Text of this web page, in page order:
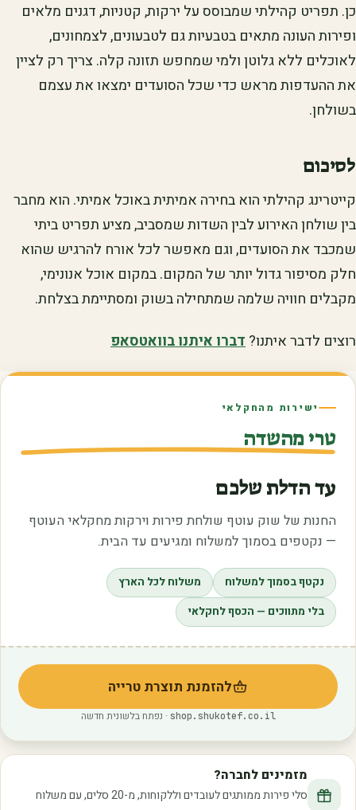
כן. תפריט קהילתי שמבוסס על ירקות, קטניות, דגנים מלאים
ופירות העונה מתאים בטבעיות גם לטבעונים, לצמחונים,
לאוכלים ללא גלוטן ולמי שמחפש תזונה קלה. צריך רק לציין
את ההעדפות מראש כדי שכל הסועדים ימצאו את עצמם
בשולחן.
לסיכום
קייטרינג קהילתי הוא בחירה אמיתית באוכל אמיתי. הוא מחבר
בין שולחן האירוע לבין השדות שמסביב, מציע תפריט ביתי
שמכבד את הסועדים, וגם מאפשר לכל אורח להרגיש שהוא
חלק מסיפור גדול יותר של המקום. במקום אוכל אנונימי,
מקבלים חוויה שלמה שמתחילה בשוק ומסתיימת בצלחת.
רוצים לדבר איתנו?דברו איתנו בוואטסאפ
ישירות מהחקלאי
טרי מהשדה
עד הדלת שלכם
החנות של שוק עוטף שולחת פירות וירקות מחקלאי העוטף
— נקטפים בסמוך למשלוח ומגיעים עד הבית.
נקטף בסמוך למשלוח
משלוח לכל הארץ
בלי מתווכים — הכסף לחקלאי
להזמנת תוצרת טרייה
(נפתח בלשונית חדשה)
shop.shukotef.co.il · נפתח בלשונית חדשה
מזמינים לחברה?
סלי פירות ממותגים לעובדים וללקוחות, מ-20 סלים, עם משלוח